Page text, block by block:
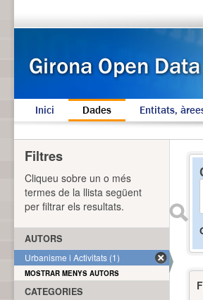
Inici Dades Entitats,
Filtres
Cliqueu sobre un o més
termes de la llista següent
per filtrar els resultats.
AUTORS
Urbanisme i Activitats (1)
MOSTRAR MENYS AUTORS
CATEGORIES